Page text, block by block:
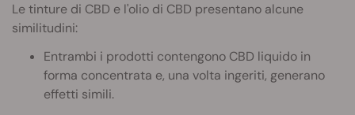
Le tinture di CBD e l'olio di CBD presentano alcune
similitudini:
Entrambi i prodotti contengono CBD liquido in
forma concentrata e, una volta ingeriti, generano
effetti simili.